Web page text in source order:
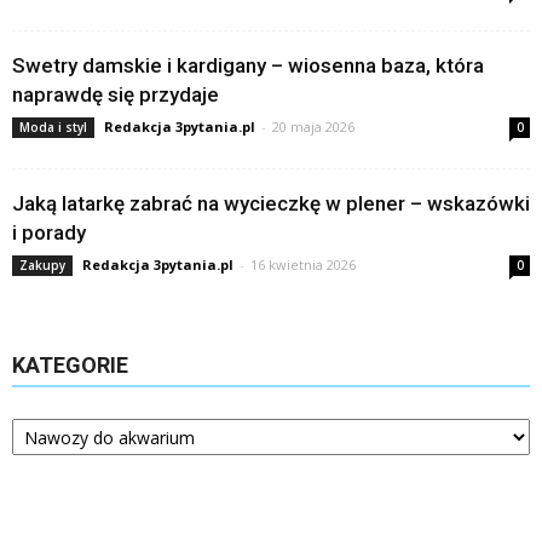
Swetry damskie i kardigany – wiosenna baza, która
naprawdę się przydaje
Moda i styl Redakcja 3pytania.pl - 20 maja 2026 0
Jaką latarkę zabrać na wycieczkę w plener – wskazówki
i porady
Zakupy Redakcja 3pytania.pl - 16 kwietnia 2026 0
KATEGORIE
Kategorie